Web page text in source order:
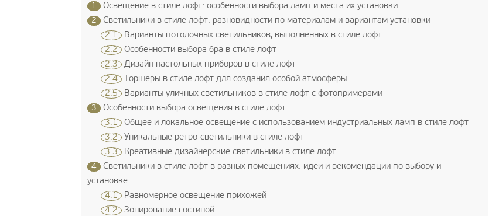
1
Освещение в стиле лофт: особенности выбора ламп и места их установки
2
Светильники в стиле лофт: разновидности по материалам и вариантам установки
2.1 Варианты потолочных светильников, выполненных в стиле лофт
2.2 Особенности выбора бра в стиле лофт
2.3 Дизайн настольных приборов в стиле лофт
2.4 Торшеры в стиле лофт для создания особой атмосферы
2.5 Варианты уличных светильников в стиле лофт с фотопримерами
3
Особенности выбора освещения в стиле лофт
3.1 Общее и локальное освещение с использованием индустриальных ламп в стиле лофт
3.2 Уникальные ретро-светильники в стиле лофт
3.3 Креативные дизайнерские светильники в стиле лофт
4
Светильники в стиле лофт в разных помещениях: идеи и рекомендации по выбору и
установке
4.1 Равномерное освещение прихожей
4.2 Зонирование гостиной